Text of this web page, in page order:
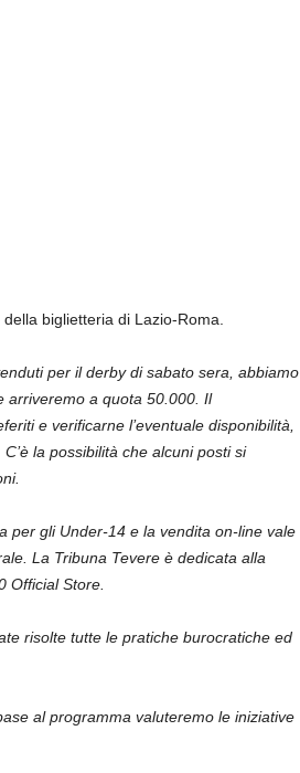
biglietteria di Lazio-Roma.
per il derby di sabato sera, abbiamo
arriveremo a quota 50.000. Il
e verificarne l’eventuale disponibilità,
la possibilità che alcuni posti si
per gli Under-14 e la vendita on-line vale
La Tribuna Tevere è dedicata alla
Official Store.
risolte tutte le pratiche burocratiche ed
al programma valuteremo le iniziative